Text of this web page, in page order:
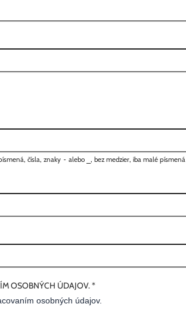
čísla, znaky - alebo , bez medzier, iba malé písmená
OSOBNÝCH ÚDAJOV.*
osobných údajov.